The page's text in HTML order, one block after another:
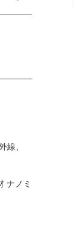
線、
ナノミ